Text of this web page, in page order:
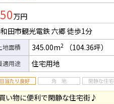
万円
田市観光電鉄 六郷 徒歩1分
地面積 345.00m2 （104.36坪）
適用途
住宅用地
買い物に便利で閑静な住宅街♪